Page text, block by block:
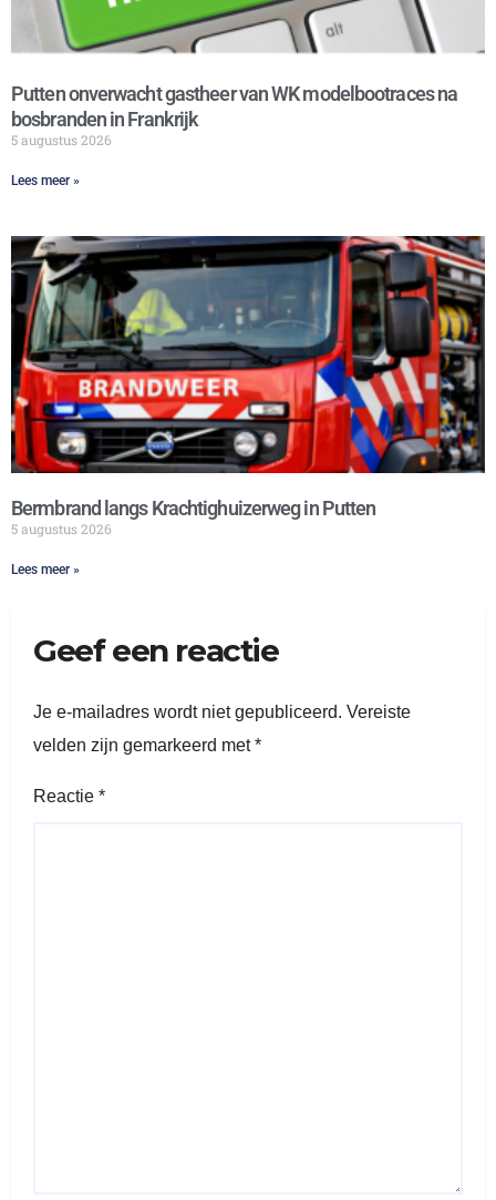
Putten onverwacht gastheer van WK modelbootraces na
bosbranden in Frankrijk
5 augustus 2026
Lees meer »
Bermbrand langs Krachtighuizerweg in Putten
5 augustus 2026
Lees meer »
Geef een reactie
Je e-mailadres wordt niet gepubliceerd. Vereiste
velden zijn gemarkeerd met*
Reactie *